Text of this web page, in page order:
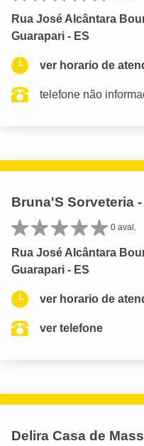
Rua José Alcântara
Guarapari - ES
ver horario de
telefone não
Bruna'S Sorveteria
0 aval.
Rua José Alcântara
Guarapari - ES
ver horario de
ver telefone
Delira Casa de